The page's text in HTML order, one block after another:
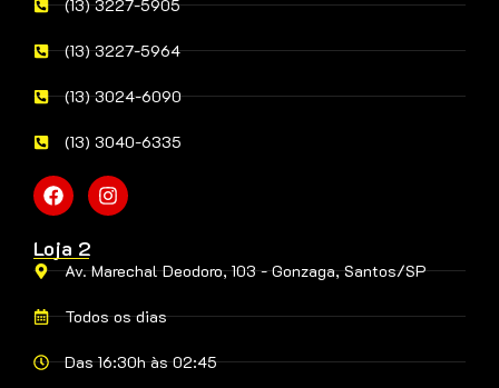
(13) 3227-5905
(13) 3227-5964
(13) 3024-6090
(13) 3040-6335
Loja 2
Av. Marechal Deodoro, 103 - Gonzaga, Santos/SP
Todos os dias
Das 16:30h às 02:45